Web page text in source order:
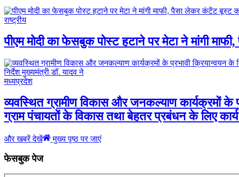
राष्ट्रीय
पीएम मोदी का फेसबुक पोस्ट हटाने पर मेटा ने मांगी
मध्यप्रदेश
व्यवस्थित ग्रामीण विकास और जनकल्याण कार्यक्रमों के
ग्राम पंचायतों के विकास तथा बेहतर प्रबंधन के लिए
और खबरें देखें मुख्य पृष्ठ पर जाएं
फेसबुक पेज